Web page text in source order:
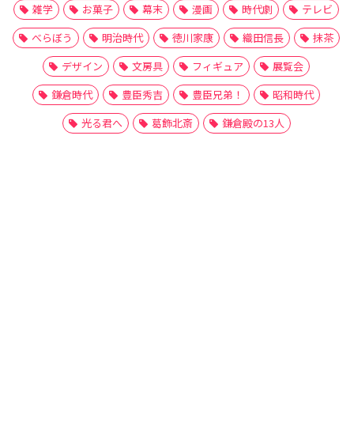
雑学
お菓子 幕末 漫画 時代劇
テレビ
べらぼう
明治時代 徳川家康 織田信長
抹茶
デザイン
文房具 フィギュア
展覧会
鎌倉時代
豊臣秀吉 豊臣兄弟！
昭和時代
光る君へ
葛飾北斎 鎌倉殿の13人